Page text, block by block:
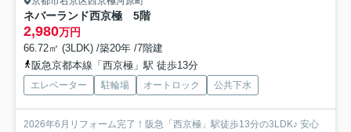
ネバーランド西京極 5階
2,980万円
66.72㎡ (3LDK) /築20年 /7階建
阪急京都本線「西京極」駅 徒歩13分
エレベーター 駐輪場 オートロック 公共下水
2026年6月リフォーム完了！阪急「西京極」駅徒歩13分の3LDK♪ 安心